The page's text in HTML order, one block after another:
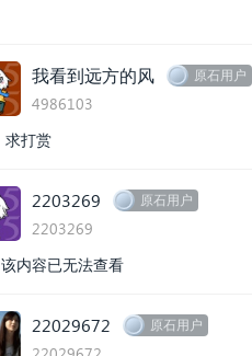
我看到远方的风 原石用户
4986103
求打赏
2203269 原石用户
2203269
该内容已无法查看
22029672 原石用户